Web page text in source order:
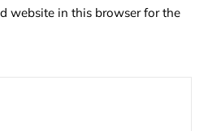
website in this browser for the